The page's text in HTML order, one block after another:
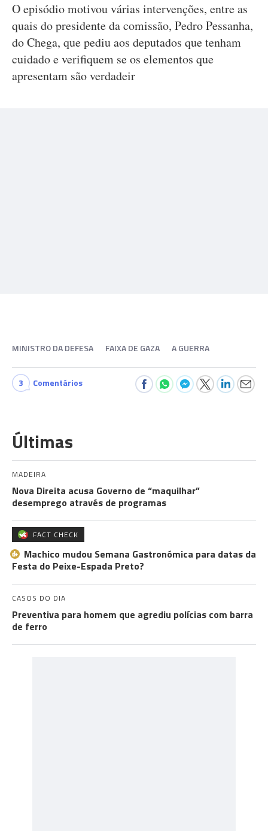
O episódio motivou várias intervenções, entre as
quais do presidente da comissão, Pedro Pessanha,
do Chega, que pediu aos deputados que tenham
cuidado e verifiquem se os elementos que
apresentam são verdadeir
MINISTRO DA DEFESA FAIXA DE GAZA A GUERRA
3 Comentários
Últimas
MADEIRA
Nova Direita acusa Governo de “maquilhar”
desemprego através de programas
FACT CHECK
Machico mudou Semana Gastronómica para datas da
Festa do Peixe-Espada Preto?
CASOS DO DIA
Preventiva para homem que agrediu polícias com barra
de ferro